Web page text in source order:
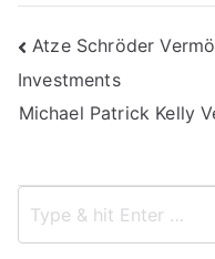
Atze Schröder
Investments
Michael Patrick Kelly